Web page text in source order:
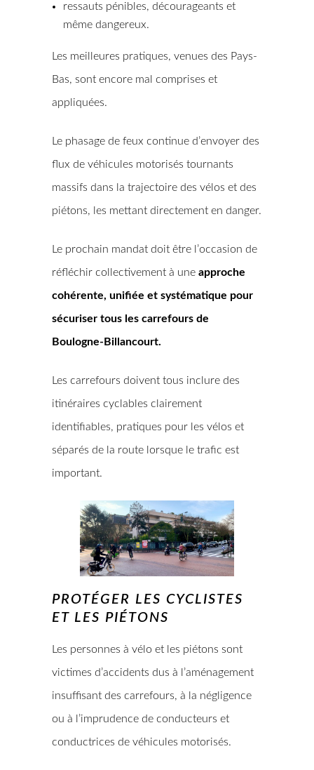
ressauts pénibles, décourageants et
même dangereux.
Les meilleures pratiques, venues des Pays-
Bas, sont encore mal comprises et
appliquées.
Le phasage de feux continue d’envoyer des
flux de véhicules motorisés tournants
massifs dans la trajectoire des vélos et des
piétons, les mettant directement en danger.
Le prochain mandat doit être l’occasion de
réfléchir collectivement à une approche
cohérente, unifiée et systématique pour
sécuriser tous les carrefours de
Boulogne-Billancourt.
Les carrefours doivent tous inclure des
itinéraires cyclables clairement
identifiables, pratiques pour les vélos et
séparés de la route lorsque le trafic est
important.
PROTÉGER LES CYCLISTES
ET LES PIÉTONS
Les personnes à vélo et les piétons sont
victimes d’accidents dus à l’aménagement
insuffisant des carrefours, à la négligence
ou à l’imprudence de conducteurs et
conductrices de véhicules motorisés.